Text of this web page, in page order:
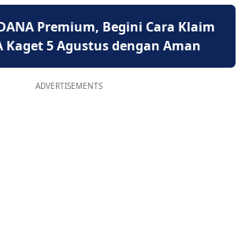
Premium, Begini Cara Klaim
Kaget 5 Agustus dengan Aman
ADVERTISEMENTS